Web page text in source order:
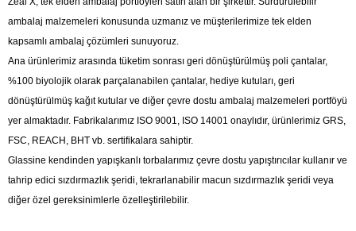
ambalaj malzemeleri konusunda uzmanız ve müşterilerimize tek elden
kapsamlı ambalaj çözümleri sunuyoruz.
Ana ürünlerimiz arasında tüketim sonrası geri dönüştürülmüş poli çantalar,
%100 biyolojik olarak parçalanabilen çantalar, hediye kutuları, geri
dönüştürülmüş kağıt kutular ve diğer çevre dostu ambalaj malzemeleri portföyü
yer almaktadır. Fabrikalarımız ISO 9001, ISO 14001 onaylıdır, ürünlerimiz GRS,
FSC, REACH, BHT vb. sertifikalara sahiptir.
Glassine kendinden yapışkanlı torbalarımız çevre dostu yapıştırıcılar kullanır ve
tahrip edici sızdırmazlık şeridi, tekrarlanabilir macun sızdırmazlık şeridi veya
diğer özel gereksinimlerle özelleştirilebilir.